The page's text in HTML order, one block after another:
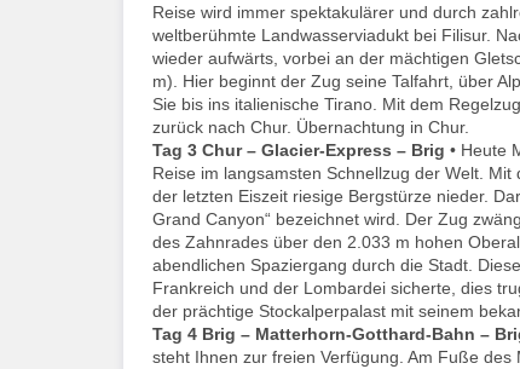
Reise wird immer spektakulärer und durch
weltberühmte Landwasserviadukt bei Filisur.
wieder aufwärts, vorbei an der mächtigen
m). Hier beginnt der Zug seine Talfahrt, über
Sie bis ins italienische Tirano. Mit dem
zurück nach Chur. Übernachtung in Chur.
Tag 3 Chur – Glacier-Express – Brig • Heute
Reise im langsamsten Schnellzug der Welt.
der letzten Eiszeit riesige Bergstürze nieder.
Grand Canyon“ bezeichnet wird. Der Zug
des Zahnrades über den 2.033 m hohen
abendlichen Spaziergang durch die Stadt.
Frankreich und der Lombardei sicherte, dies
der prächtige Stockalperpalast mit seinem
Tag 4 Brig – Matterhorn-Gotthard-Bahn –
steht Ihnen zur freien Verfügung. Am Fuße